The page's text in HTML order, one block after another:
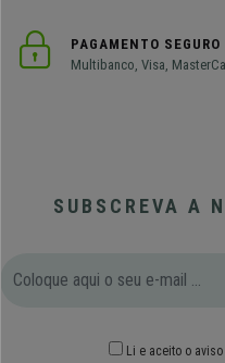
PAGAMENTO SEGURO
Multibanco, Visa,
SUBSCREVA A
Li e aceito o aviso